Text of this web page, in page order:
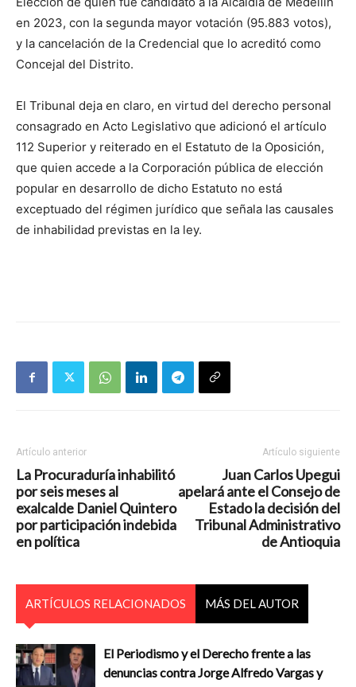
en 2023, con la segunda mayor votación (95.883 votos),
y la cancelación de la Credencial que lo acreditó como
Concejal del Distrito.
El Tribunal deja en claro, en virtud del derecho personal
consagrado en Acto Legislativo que adicionó el artículo
112 Superior y reiterado en el Estatuto de la Oposición,
que quien accede a la Corporación pública de elección
popular en desarrollo de dicho Estatuto no está
exceptuado del régimen jurídico que señala las causales
de inhabilidad previstas en la ley.
Artículo anterior
La Procuraduría inhabilitó
por seis meses al
exalcalde Daniel Quintero
por participación indebida
en política
Artículo siguiente
Juan Carlos Upegui
apelará ante el Consejo de
Estado la decisión del
Tribunal Administrativo
de Antioquia
ARTÍCULOS RELACIONADOS MÁS DEL AUTOR
El Periodismo y el Derecho frente a las
denuncias contra Jorge Alfredo Vargas y